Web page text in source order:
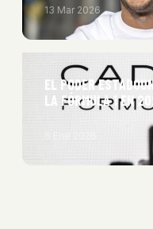
13 Mar 2026
EL PODER
LA FÓRMULA 1 EN